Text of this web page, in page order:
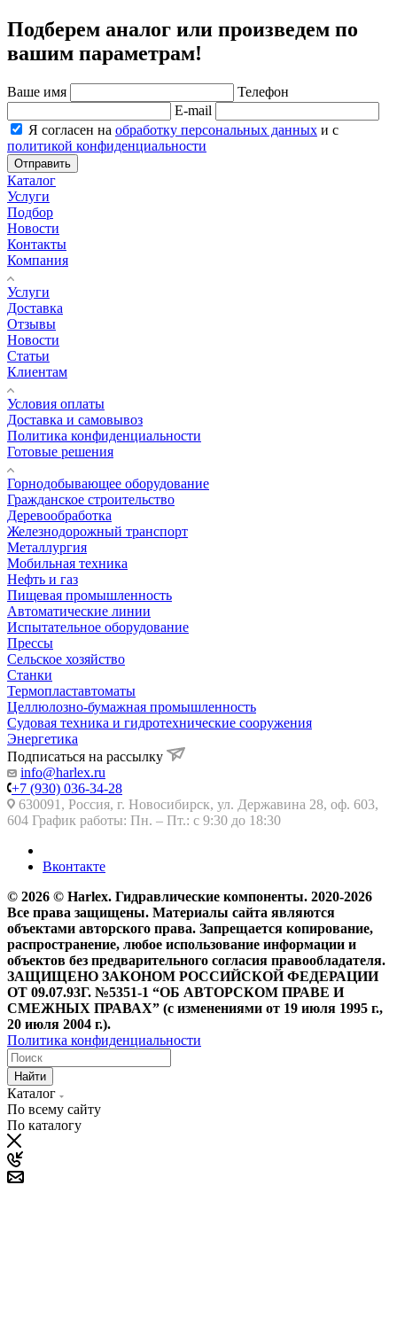
Подберем аналог или произведем по
вашим параметрам!
Ваше имя
Телефон
E-mail
Я согласен на обработку персональных данных и с
политикой конфиденциальности
Отправить
Каталог
Услуги
Подбор
Новости
Контакты
Компания
Услуги
Доставка
Отзывы
Новости
Статьи
Клиентам
Условия оплаты
Доставка и самовывоз
Политика конфиденциальности
Готовые решения
Горнодобывающее оборудование
Гражданское строительство
Деревообработка
Железнодорожный транспорт
Металлургия
Мобильная техника
Нефть и газ
Пищевая промышленность
Автоматические линии
Испытательное оборудование
Прессы
Сельское хозяйство
Станки
Термопластавтоматы
Целлюлозно-бумажная промышленность
Судовая техника и гидротехнические сооружения
Энергетика
Подписаться на рассылку
info@harlex.ru
+7 (930) 036-34-28
630091, Россия, г. Новосибирск, ул. Державина 28, оф. 603,
604 График работы: Пн. – Пт.: с 9:30 до 18:30
Вконтакте
© 2026 © Harlex. Гидравлические компоненты. 2020-2026
Все права защищены. Материалы сайта являются
объектами авторского права. Запрещается копирование,
распространение, любое использование информации и
объектов без предварительного согласия правообладателя.
ЗАЩИЩЕНО ЗАКОНОМ РОССИЙСКОЙ ФЕДЕРАЦИИ
ОТ 09.07.93Г. №5351-1 “ОБ АВТОРСКОМ ПРАВЕ И
СМЕЖНЫХ ПРАВАХ” (с изменениями от 19 июля 1995 г.,
20 июля 2004 г.).
Политика конфиденциальности
Найти
Каталог
По всему сайту
По каталогу